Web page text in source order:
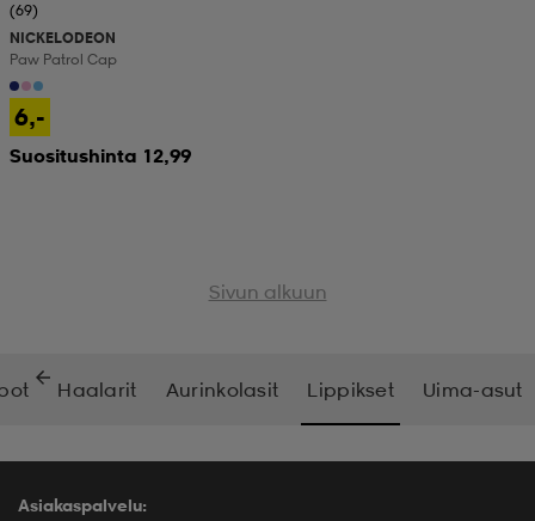
(69)
NICKELODEON
Paw Patrol Cap
6,-
Suositushinta 12,99
Sivun alkuun
Haalarit Aurinkolasit Lippikset Uima-asut
Asiakaspalvelu: